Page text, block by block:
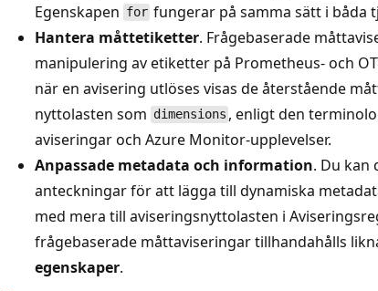
Egenskapen for fungerar på samma sätt i båda
Hantera måttetiketter. Frågebaserade
manipulering av etiketter på Prometheus- och
när en avisering utlöses visas de återstående
nyttolasten som dimensions , enligt den
aviseringar och Azure Monitor-upplevelser.
Anpassade metadata och information. Du kan
anteckningar för att lägga till dynamiska
med mera till aviseringsnyttolasten i
frågebaserade måttaviseringar tillhandahålls
egenskaper.